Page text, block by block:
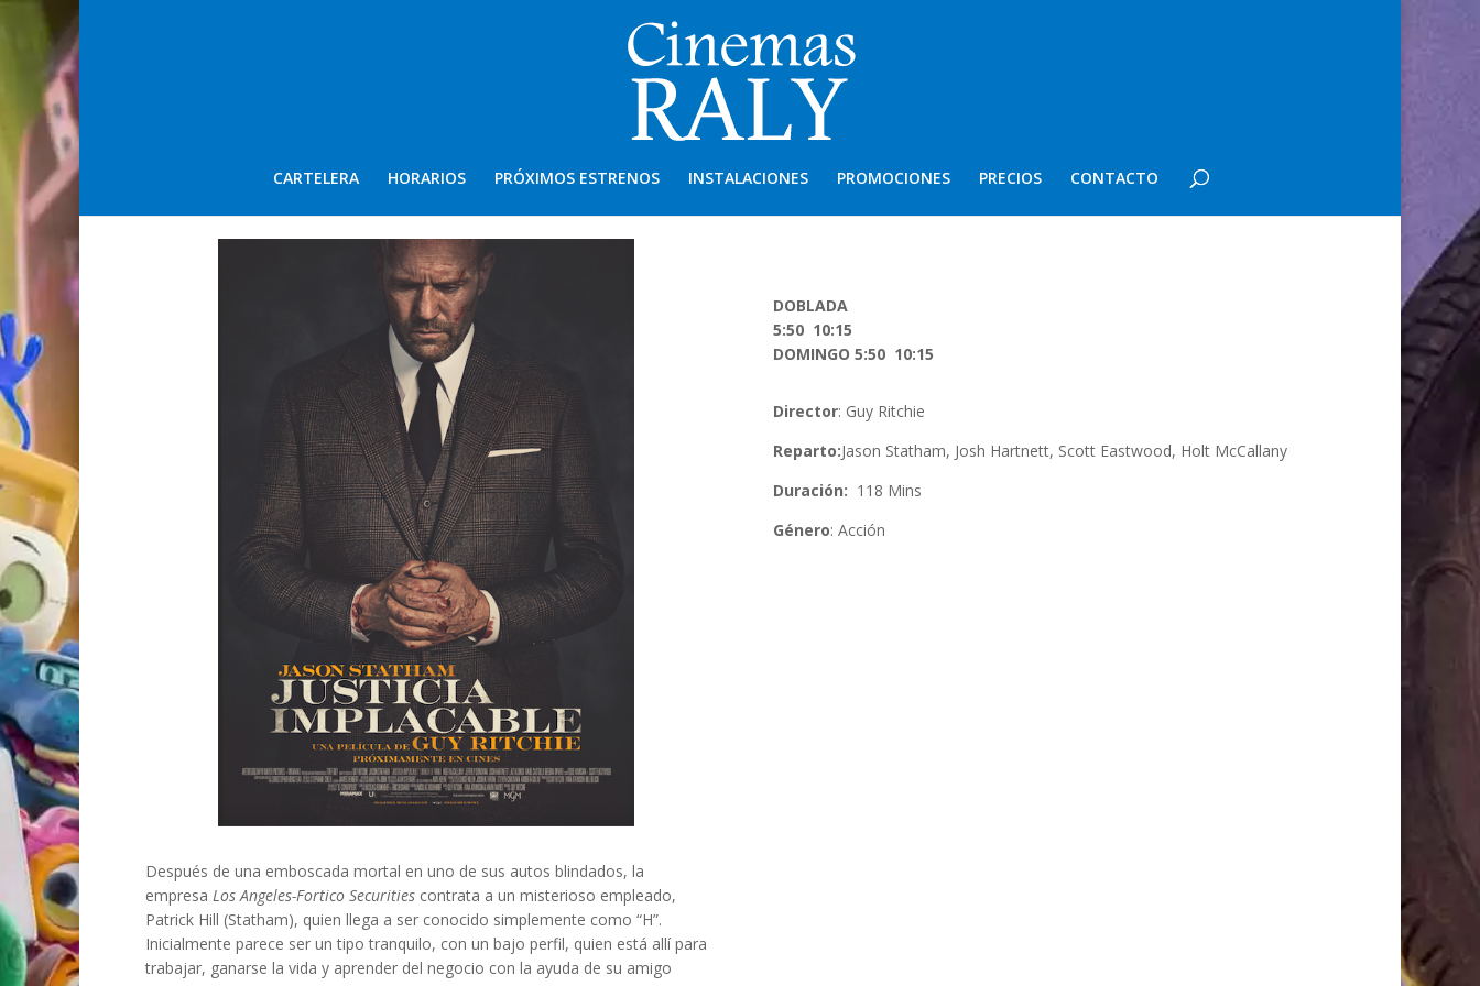
CARTELERA HORARIOS PRÓXIMOS ESTRENOS INSTALACIONES PROMOCIONES PRECIOS CONTACTO
Después de una emboscada mortal en uno de sus autos blindados, la
empresa Los Angeles-Fortico Securities contrata a un misterioso empleado,
Patrick Hill (Statham), quien llega a ser conocido simplemente como “H”.
Inicialmente parece ser un tipo tranquilo, con un bajo perfil, quien está allí para
trabajar, ganarse la vida y aprender del negocio con la ayuda de su amigo
DOBLADA
5:50 10:15
DOMINGO 5:50 10:15
Director: Guy Ritchie
Reparto:Jason Statham, Josh Hartnett, Scott Eastwood, Holt McCallany
Duración: 118 Mins
Género: Acción